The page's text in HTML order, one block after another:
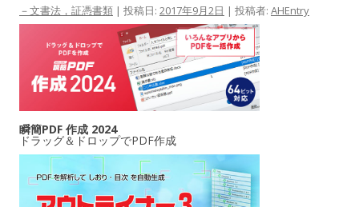
－文書法，証憑書類 | 投稿日: 2017年9月2日 | 投稿者: AHEntry
瞬簡PDF 作成 2024
ドラッグ＆ドロップでPDF作成